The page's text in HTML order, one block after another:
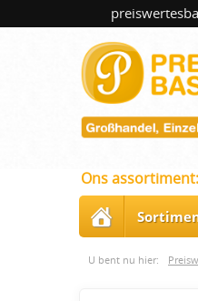
Ons assortiment:
U bent nu hier: